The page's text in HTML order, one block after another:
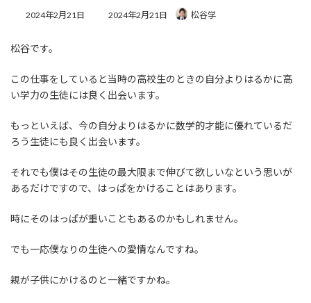
2024年2月21日
最
時
:
2024年2月21日 松谷学
松谷です。
この仕事をしていると当時の高校生のときの自分よりはるかに高
い学力の生徒には良く出会います。
もっといえば、今の自分よりはるかに数学的才能に優れているだ
ろう生徒にも良く出会います。
それでも僕はその生徒の最大限まで伸びて欲しいなという思いが
あるだけですので、はっぱをかけることはあります。
時にそのはっぱが重いこともあるのかもしれません。
でも一応僕なりの生徒への愛情なんですね。
親が子供にかけるのと一緒ですかね。